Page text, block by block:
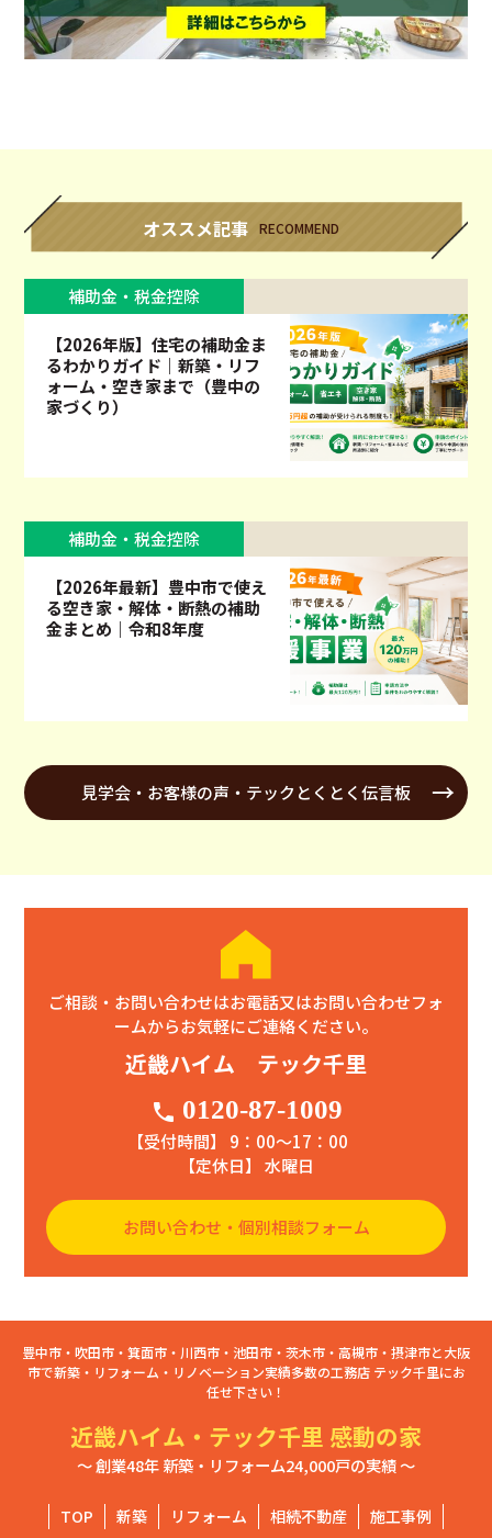
オススメ記事 RECOMMEND
補助金・税金控除
【2026年版】住宅の補助金ま
るわかりガイド｜新築・リフ
ォーム・空き家まで（豊中の
家づくり）
補助金・税金控除
【2026年最新】豊中市で使え
る空き家・解体・断熱の補助
金まとめ｜令和8年度
見学会・お客様の声・テックとくとく伝言板
ご相談・お問い合わせはお電話又はお問い合わせフォ
ームからお気軽にご連絡ください。
近畿ハイム テック千里
phone 0120-87-1009
【受付時間】 9：00〜17：00
【定休日】 水曜日
お問い合わせ・個別相談フォーム
豊中市・吹田市・箕面市・川西市・池田市・茨木市・高槻市・摂津市と大阪
市で新築・リフォーム・リノベーション実績多数の工務店 テック千里にお
任せ下さい！
近畿ハイム・テック千里 感動の家
～ 創業48年 新築・リフォーム24,000戸の実績 ～
TOP 新築 リフォーム 相続不動産 施工事例